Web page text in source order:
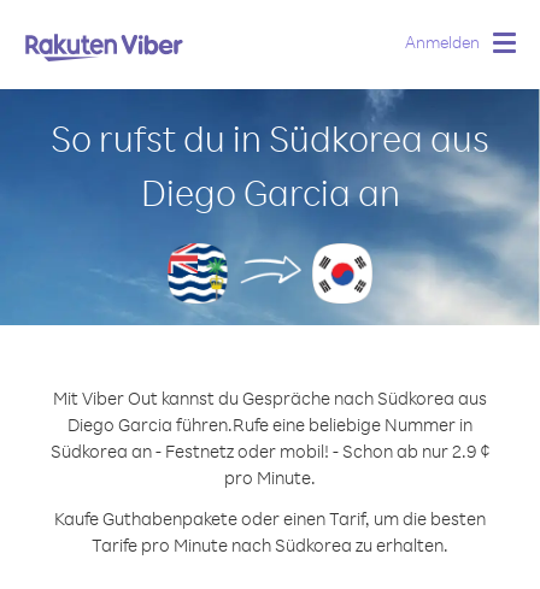
Anmelden
So rufst du in Südkorea aus
Diego Garcia an
Mit Viber Out kannst du Gespräche nach Südkorea aus
Diego Garcia führen.Rufe eine beliebige Nummer in
Südkorea an - Festnetz oder mobil! - Schon ab nur 2.9 ¢
pro Minute.
Kaufe Guthabenpakete oder einen Tarif, um die besten
Tarife pro Minute nach Südkorea zu erhalten.